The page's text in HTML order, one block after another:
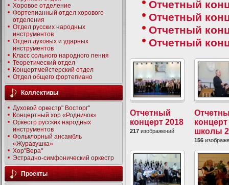
Хоровое отделение
Фортепианный отдел хорового
отделения
Отдел русских народных
инструментов
Отдел духовых и ударных
инструментов
Класс сольного народного пения
Теоретический отдел
Концертмейстерский отдел
Отдел общего фортепиано
Коллективы
Духовой оркестр" Восторг"
Концертный хор «Родничок»
Оркестр русских народных
инструментов
Фольклорный ансамбль
«Журавушка»
Хор"Вера"
Эстрадно-симфонический оркестр
Проекты
Отчетный
Отчетный
Отчетный
Отчетный
Отчетный
концерт 2018
217 изображений
концерт
школы
156